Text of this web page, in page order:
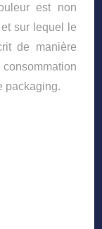
est non
sur lequel le
de manière
packaging.